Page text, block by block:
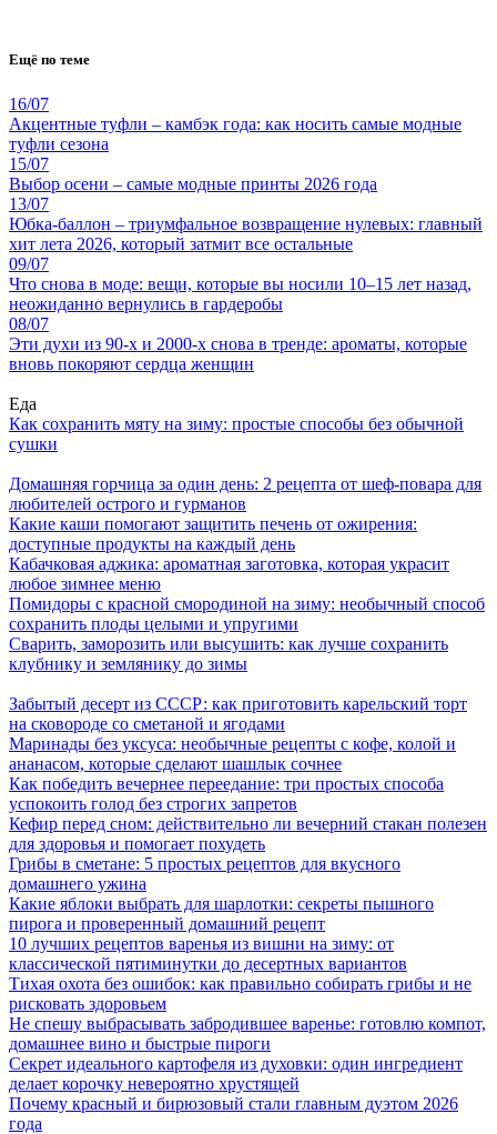
Ещё по теме
16/07
Акцентные туфли – камбэк года: как носить самые модные
туфли сезона
15/07
Выбор осени – самые модные принты 2026 года
13/07
Юбка-баллон – триумфальное возвращение нулевых: главный
хит лета 2026, который затмит все остальные
09/07
Что снова в моде: вещи, которые вы носили 10–15 лет назад,
неожиданно вернулись в гардеробы
08/07
Эти духи из 90-х и 2000-х снова в тренде: ароматы, которые
вновь покоряют сердца женщин
Еда
Как сохранить мяту на зиму: простые способы без обычной
сушки
Домашняя горчица за один день: 2 рецепта от шеф-повара для
любителей острого и гурманов
Какие каши помогают защитить печень от ожирения:
доступные продукты на каждый день
Кабачковая аджика: ароматная заготовка, которая украсит
любое зимнее меню
Помидоры с красной смородиной на зиму: необычный способ
сохранить плоды целыми и упругими
Сварить, заморозить или высушить: как лучше сохранить
клубнику и землянику до зимы
Забытый десерт из СССР: как приготовить карельский торт
на сковороде со сметаной и ягодами
Маринады без уксуса: необычные рецепты с кофе, колой и
ананасом, которые сделают шашлык сочнее
Как победить вечернее переедание: три простых способа
успокоить голод без строгих запретов
Кефир перед сном: действительно ли вечерний стакан полезен
для здоровья и помогает похудеть
Грибы в сметане: 5 простых рецептов для вкусного
домашнего ужина
Какие яблоки выбрать для шарлотки: секреты пышного
пирога и проверенный домашний рецепт
10 лучших рецептов варенья из вишни на зиму: от
классической пятиминутки до десертных вариантов
Тихая охота без ошибок: как правильно собирать грибы и не
рисковать здоровьем
Не спешу выбрасывать забродившее варенье: готовлю компот,
домашнее вино и быстрые пироги
Секрет идеального картофеля из духовки: один ингредиент
делает корочку невероятно хрустящей
Почему красный и бирюзовый стали главным дуэтом 2026
года